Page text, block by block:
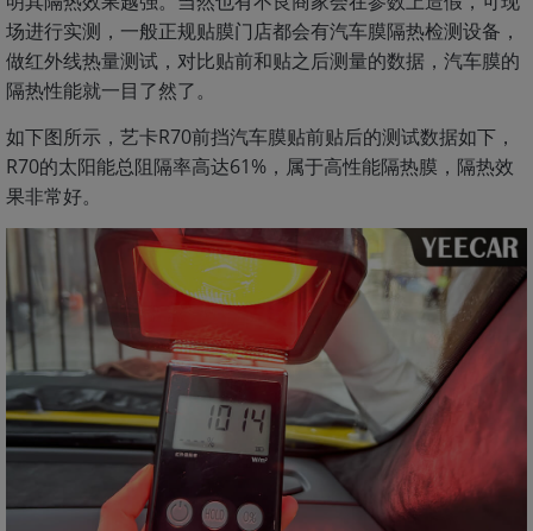
场进行实测，一般正规贴膜门店都会有汽车膜隔热检测设备，
做红外线热量测试，对比贴前和贴之后测量的数据，汽车膜的
隔热性能就一目了然了。
如下图所示，艺卡R70前挡汽车膜贴前贴后的测试数据如下，
R70的太阳能总阻隔率高达61%，属于高性能隔热膜，隔热效
果非常好。